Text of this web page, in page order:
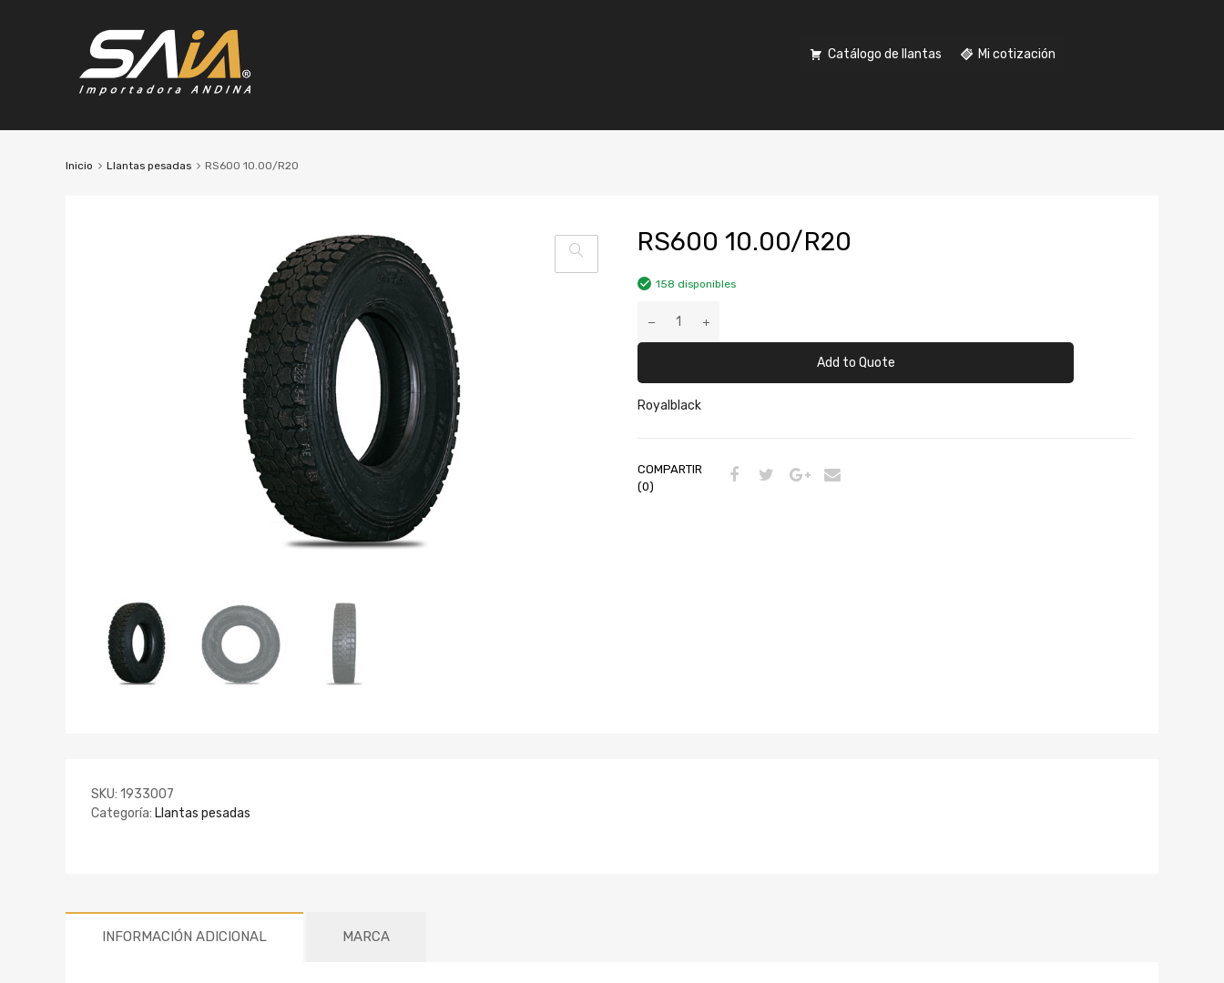
Mi cotización
Catálogo de llantas
Inicio Llantas pesadas RS600 10.00/R20
RS600 10.00/R20
158 disponibles
Add to Quote
Royalblack
COMPARTIR
(0)
SKU: 1933007
Categoría: Llantas pesadas
INFORMACIÓN ADICIONAL MARCA